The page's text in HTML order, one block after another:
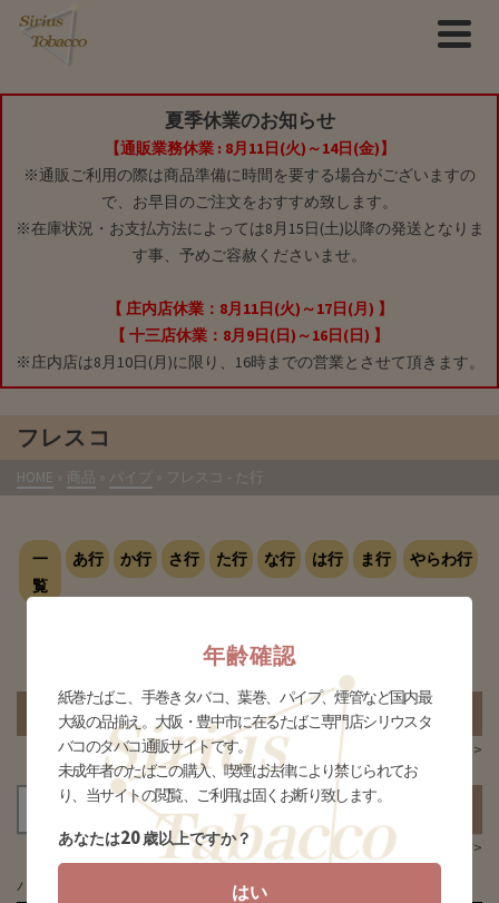
夏季休業のお知らせ
【通販業務休業 : 8月11日(火)～14日(金)】
※通販ご利用の際は商品準備に時間を要する場合がございますの
で、お早目のご注文をおすすめ致します。
※在庫状況・お支払方法によっては8月15日(土)以降の発送となりま
す事、予めご容赦くださいませ。
【 庄内店休業：8月11日(火)～17日(月) 】
【 十三店休業：8月9日(日)～16日(日) 】
※庄内店は8月10日(月)に限り、16時までの営業とさせて頂きます。
フレスコ
HOME » 商品 » パイプ » フレスコ - た行
一
覧
あ行 か行 さ行 た行 な行 は行 ま行 やらわ行
該当する商品がありません
カートの中身を見る
会員情報ページ >
商品カテゴリー複合検索>
パイプ
年齢確認
紙巻たばこ、手巻きタバコ、葉巻、パイプ、煙管など国内最
大級の品揃え。大阪・豊中市に在るたばこ専門店シリウスタ
バコのタバコ通販サイトです。
未成年者のたばこの購入、喫煙は法律により禁じられてお
り、当サイトの閲覧、ご利用は固くお断り致します。
あなたは20歳以上ですか？
はい